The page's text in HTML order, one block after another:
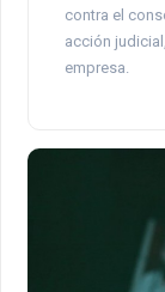
contra el
acción
empresa.